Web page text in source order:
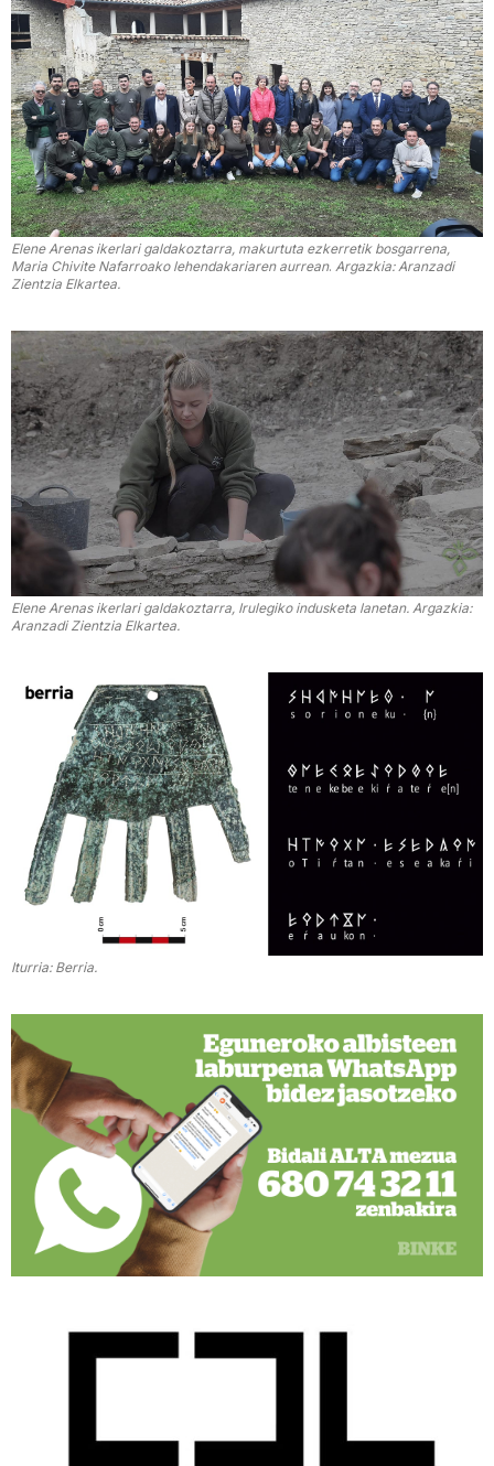
Elene Arenas ikerlari galdakoztarra, makurtuta ezkerretik bosgarrena,
Maria Chivite Nafarroako lehendakariaren aurrean. Argazkia: Aranzadi
Zientzia Elkartea.
Elene Arenas ikerlari galdakoztarra, Irulegiko indusketa lanetan. Argazkia:
Aranzadi Zientzia Elkartea.
Iturria: Berria.